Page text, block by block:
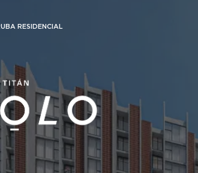
RESIDENCIAL